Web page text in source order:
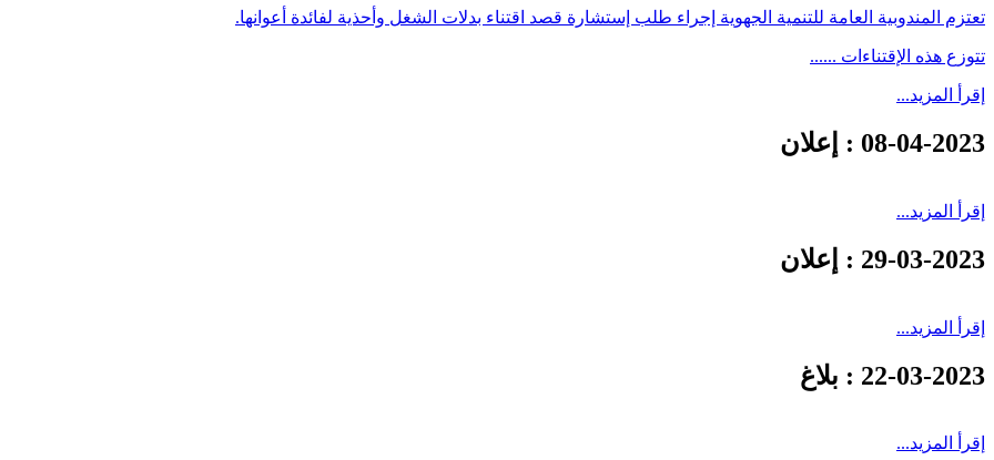
تعتزم المندوبية العامة للتنمية الجهوية إجراء طلب إستشارة قصد اقتناء بدلات الشغل وأحذية لفائدة أعوانها.
تتوزع هذه الإقتناءات ......
إقرأ المزيد...
08-04-2023 : إعلان
إقرأ المزيد...
29-03-2023 : إعلان
إقرأ المزيد...
22-03-2023 : بلاغ
إقرأ المزيد...